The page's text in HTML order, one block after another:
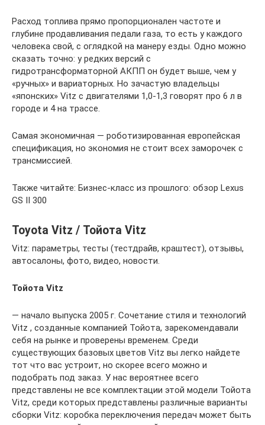
Расход топлива прямо пропорционален частоте и
глубине продавливания педали газа, то есть у каждого
человека свой, с оглядкой на манеру езды. Одно можно
сказать точно: у редких версий с
гидротрансформаторной АКПП он будет выше, чем у
«ручных» и вариаторных. Но зачастую владельцы
«японских» Vitz с двигателями 1,0-1,3 говорят про 6 л в
городе и 4 на трассе.
Самая экономичная — роботизированная европейская
спецификация, но экономия не стоит всех заморочек с
трансмиссией.
Также читайте: Бизнес-класс из прошлого: обзор Lexus
GS II 300
Toyota Vitz / Тойота Vitz
Vitz: параметры, тесты (тестдрайв, краштест), отзывы,
автосалоны, фото, видео, новости.
Тойота Vitz
— начало выпуска 2005 г. Cочетание стиля и технологий
Vitz , созданные компанией Тойота, зарекомендавали
себя на рынке и проверены временем. Среди
существующих базовых цветов Vitz вы легко найдете
тот что вас устроит, но скорее всего можно и
подобрать под заказ. У нас вероятнее всего
представлены не все комплектации этой модели Тойота
Vitz, среди которых представлены различные варианты
сборки Vitz: коробка переключения передач может быть